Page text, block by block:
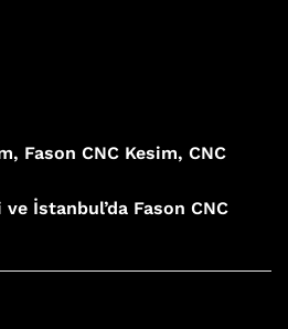
Fason CNC Kesim, CNC
İstanbul’da Fason CNC